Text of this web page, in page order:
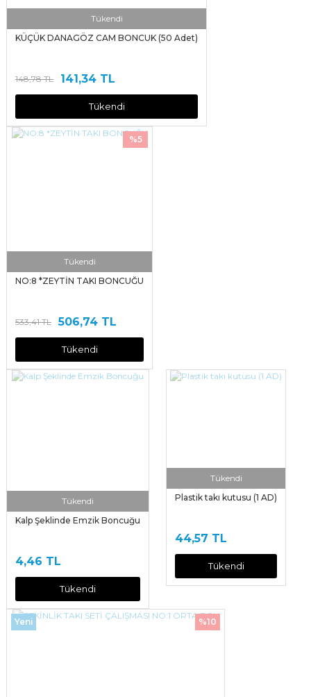
Tükendi
KÜÇÜK DANAGÖZ CAM BONCUK (50 Adet)
148,78 TL 141,34 TL
Tükendi
%5
Tükendi
NO:8 *ZEYTİN TAKI BONCUĞU
533,41 TL 506,74 TL
Tükendi
Tükendi
Kalp Şeklinde Emzik Boncuğu
4,46 TL
Tükendi
Tükendi
Plastik takı kutusu (1 AD)
44,57 TL
Tükendi
%10
Yeni